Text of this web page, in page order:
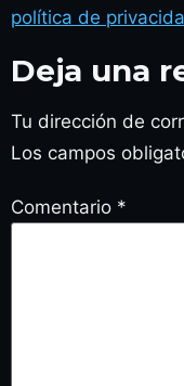
política de
Deja una
Tu dirección de
Los campos
Comentario *